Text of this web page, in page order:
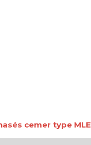
cemer type MLE